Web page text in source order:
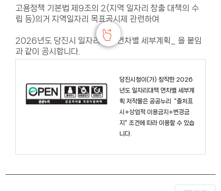
고용정책 기본법 제9조의 2(지역 일자리 창출 대책의 수
립 등)의거 지역일자리 목표공시제 관련하여
2026년도 당진시 일자리대책 연차별 세부계획_ 을 붙임
과 같이 공시합니다.
당진시청이(가) 창작한 2026
년도 일자리대책 연차별 세부계
획 저작물은 공공누리
"출처표
시+상업적 이용금지+변경금
지" 조건에 따라 이용할 수 있습
니다.